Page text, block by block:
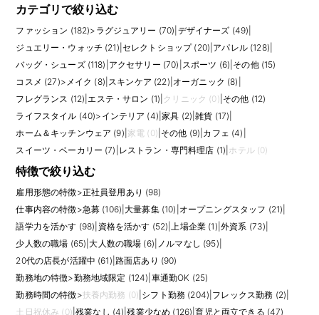
カテゴリで絞り込む
ファッション (182)> ラグジュアリー (70) デザイナーズ (49)
ジュエリー・ウォッチ (21) セレクトショップ (20) アパレル (128)
バッグ・シューズ (118) アクセサリー (70) スポーツ (6) その他 (15)
コスメ (27)> メイク (8) スキンケア (22) オーガニック (8)
フレグランス (12) |エステ・サロン (1) クリニック (0) その他 (12)
ライフスタイル (40)> インテリア (4) |家具 (2) |雑貨 (17)
ホーム＆キッチンウェア (9) 家電 (0) その他 (9) カフェ (4)
スイーツ・ベーカリー (7) レストラン・専門料理店 (1) ホテル (0)
特徴で絞り込む
雇用形態の特徴>正社員登用あり (98)
仕事内容の特徴>急募 (106) |大量募集 (10) オープニングスタッフ (21)
語学力を活かす (98) 資格を活かす (52) |上場企業 (1) 外資系 (73)
少人数の職場 (65) |大人数の職場 (6) ノルマなし (95)
20代の店長が活躍中 (61) 路面店あり (90)
勤務地の特徴>勤務地域限定 (124) 車通勤OK (25)
勤務時間の特徴>扶養内勤務 (0) シフト勤務 (204) フレックス勤務 (2)
土日祝休み (0) |残業なし (4) |残業少なめ (126) |育児と両立できる (47)